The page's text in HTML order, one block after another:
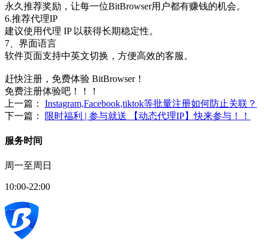
永久推荐奖励，让每一位BitBrowser用户都有赚钱的机会。
6.推荐代理IP
建议使用代理 IP 以获得长期稳定性。
7、界面语言
软件页面支持中英文切换，方便高效的客服。
赶快注册，免费体验 BitBrowser！
免费注册体验吧！！！
上一篇： Instagram,Facebook,tiktok等批量注册如何防止关联？
下一篇：
限时福利 | 参与就送 【动态代理IP】快来参与！！
服务时间
周一至周日
10:00-22:00